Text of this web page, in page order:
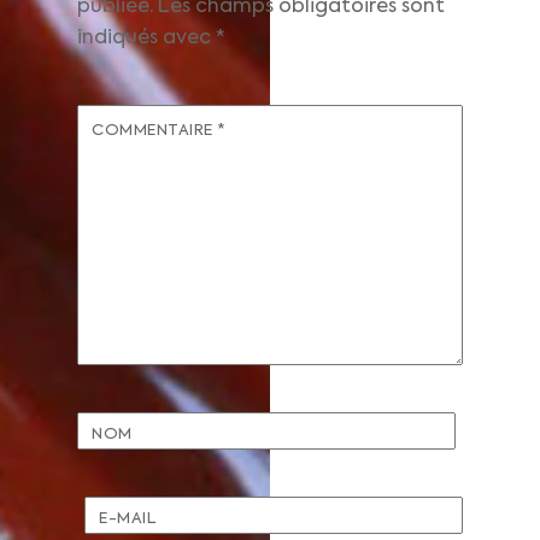
publiée. Les champs obligatoires sont
indiqués avec *
COMMENTAIRE *
NOM
E-MAIL